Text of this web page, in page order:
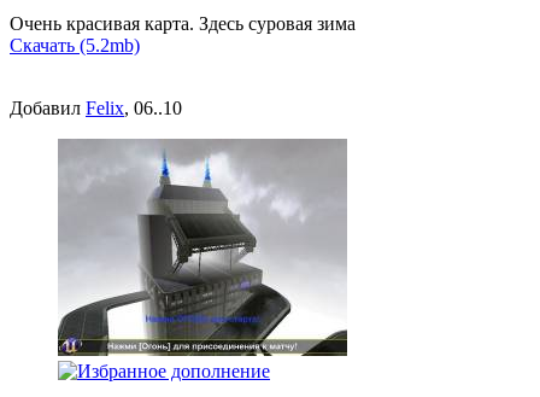
Очень красивая карта. Здесь суровая зима
Скачать (5.2mb)
Добавил Felix, 06..10